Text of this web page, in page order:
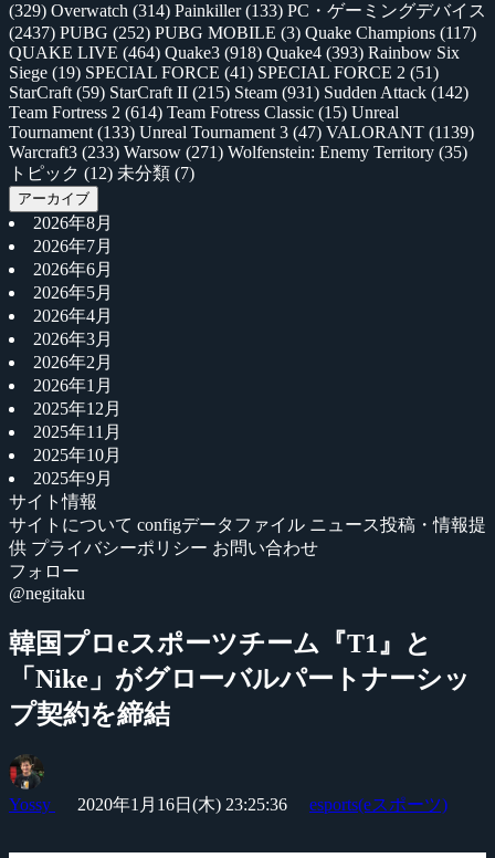
(329) Overwatch (314) Painkiller(133) PC・ゲーミングデバイス
(2437) PUBG (252) PUBG MOBILE (3) Quake Champions (117)
QUAKE LIVE (464) Quake3 (918) Quake4 (393) Rainbow Six
Siege (19) SPECIAL FORCE (41) SPECIAL FORCE 2 (51)
StarCraft (59) StarCraft II (215) Steam (931) Sudden Attack (142)
Team Fortress 2 (614) Team Fotress Classic (15) Unreal
Tournament (133) Unreal Tournament 3 (47) VALORANT (1139)
Warcraft3 (233) Warsow (271) Wolfenstein: Enemy Territory (35)
トピック (12) 未分類 (7)
アーカイブ
2026年8月
2026年7月
2026年6月
2026年5月
2026年4月
2026年3月
2026年2月
2026年1月
2025年12月
2025年11月
2025年10月
2025年9月
サイト情報
サイトについて configデータファイル ニュース投稿・情報提
供 プライバシーポリシー お問い合わせ
フォロー
@negitaku
韓国プロeスポーツチーム『T1』と
「Nike」がグローバルパートナーシッ
プ契約を締結
Yossy 2020年1月16日(木) 23:25:36 esports(eスポーツ)